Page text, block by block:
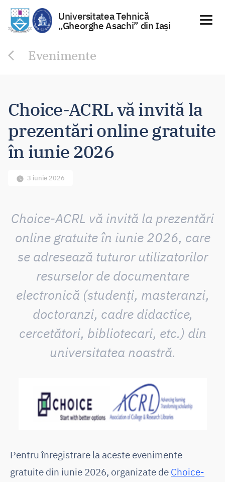
Universitatea Tehnică
„Gheorghe Asachi” din Iaşi
Evenimente
Choice-ACRL vă invită la
prezentări online gratuite
în iunie 2026
3 iunie 2026
Choice-ACRL vă invită la prezentări
online gratuite în iunie 2026, care
se adresează tuturor utilizatorilor
resurselor de documentare
electronică (studenți, masteranzi,
doctoranzi, cadre didactice,
cercetători, bibliotecari, etc.) din
universitatea noastră.
Pentru înregistrare la aceste evenimente
gratuite din iunie 2026, organizate de Choice-